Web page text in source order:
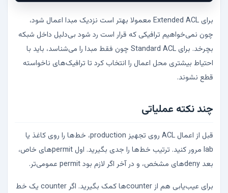
برای Extended ACL معمولا بهتر است نزدیک مبدا اعمال شود،
چون نمی‌خواهیم ترافیکی که قرار است رد شود بی‌دلیل داخل شبکه
بچرخد. برای Standard ACL چون فقط مبدا را می‌شناسد، باید با
احتیاط بیشتری محل اعمال را انتخاب کرد تا ترافیک‌های ناخواسته
قطع نشوند.
چند نکته عملیاتی
قبل از اعمال ACL روی تجهیز production، خط‌ها را روی کاغذ یا
lab مرور کنید. ترتیب خط‌ها را جدی بگیرید. اول permitهای خاص،
بعد denyهای مشخص، و در آخر اگر لازم بود permit عمومی‌تر.
برای عیب‌یابی هم از counterها کمک بگیرید. اگر counter یک خط